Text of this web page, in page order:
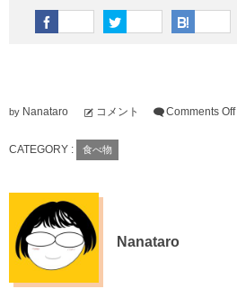
by Nanataro コメント Comments Off
CATEGORY : 食べ物
Nanataro